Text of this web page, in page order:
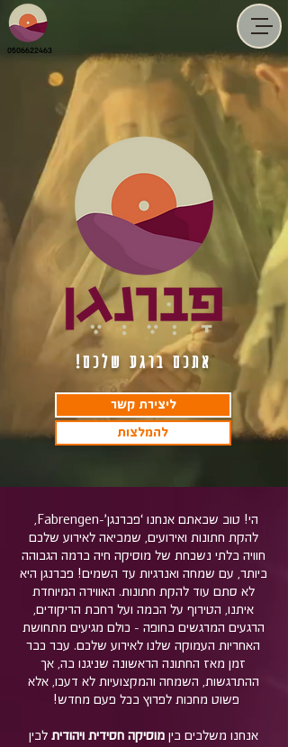
0506622463
אתכם ברגע שלכם!
ליצירת קשר
להמלצות
הי! טוב שבאתם אנחנו ‘פברנגן’-Fabrengen,
להקת חתונות ואירועים, שמביאה לאירוע שלכם
חוויה בלתי נשכחת של מוסיקה חיה ברמה הגבוהה
ביותר, עם שמחה ואנרגיות עד השמים! פברנגן היא
לא סתם עוד להקת חתונות. האווירה המיוחדת
איתנו, הטירוף על הבמה ועל רחבת הריקודים,
הרגעים המרגשים בחופה - כולם מגיעים מתחושת
האחריות העמוקה שלנו לאירוע שלכם. עבר כבר
זמן מאז החתונה הראשונה שניגנו בה, אך
ההתרגשות, השמחה והמקצועיות לא דעכו, אלא
פשוט מחכות לפרוץ בכל פעם מחדש!
אנחנו משלבים ביןמוסיקה חסידית ויהודית לבין